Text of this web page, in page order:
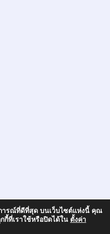
ารณ์ที่ดีที่สุด บนเว็บไซต์แห่งนี้ คุณ
กี้ที่เราใช้หรือปิดได้ใน ตั้งค่า